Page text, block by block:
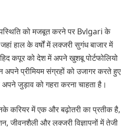
को मजबूत करने पर Bvlgari के
हाल के वर्षों में लक्जरी सुगंध बाजार में
कपूर को देश में अपने खुशबू पोर्टफोलियो
प्रीमियम संग्रहों को उजागर करते हुए
जुड़ाव को गहरा करना चाहता है।
करियर में एक और बढ़ोतरी का प्रतीक है,
जीवनशैली और लक्जरी विज्ञापनों में तेजी